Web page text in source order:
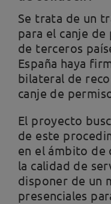
Se trata de un
para el canje
de terceros
España haya
bilateral de
canje de
El proyecto
de este
en el ámbito de
la calidad de
disponer de un
presenciales